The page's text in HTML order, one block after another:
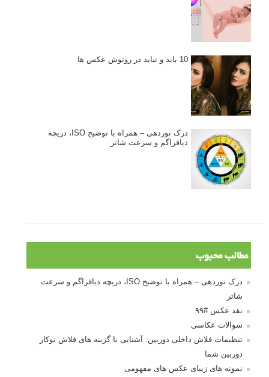
10 باید و نباید در روتوش عکس ها
درک نوردهی – همراه با توضیح ISO، دریچه
دیافراگم و سرعت شاتر
مطالب محبوب
درک نوردهی – همراه با توضیح ISO، دریچه دیافراگم و سرعت
شاتر
نقد عکس #۹۹
سوالات عکاسی
تنظیمات فلاش داخلی دوربین: آشنایی با گزینه های فلاش توکار
دوربین شما
نمونه های زیبای عکس های مفهومی